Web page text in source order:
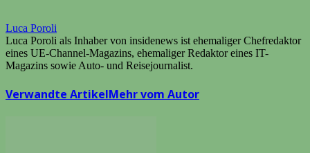
Luca Poroli
Luca Poroli als Inhaber von insidenews ist ehemaliger Chefredaktor
eines UE-Channel-Magazins, ehemaliger Redaktor eines IT-
Magazins sowie Auto- und Reisejournalist.
Verwandte ArtikelMehr vom Autor